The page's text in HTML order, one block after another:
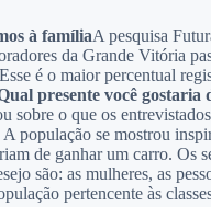
à famíliaA pesquisa
da Grande Vitória
é o maior percentual
presente você gostaria
sobre o que os
população se mostrou
de ganhar um carro. Os
são: as mulheres, as
pertencente às